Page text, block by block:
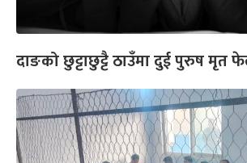
दाङको छुट्टाछुट्टै ठाउँमा दुई पुरुष मृत